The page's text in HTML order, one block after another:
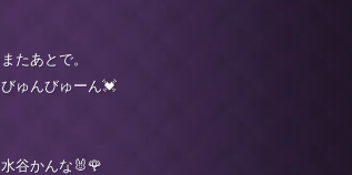
またあとで。
びゅんびゅーん💓
水谷かんな🐰🌹